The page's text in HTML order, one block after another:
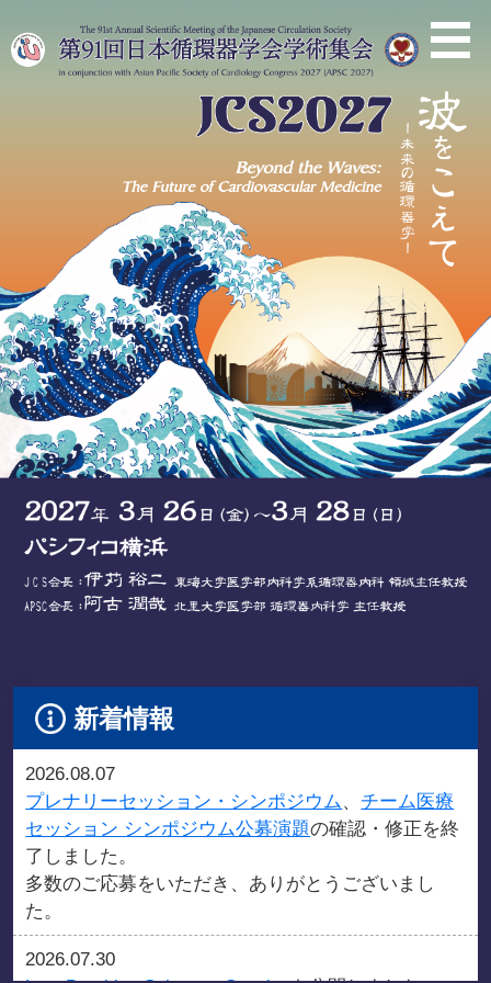
新着情報
2026.08.07
プレナリーセッション・シンポジウム 、 チーム医療
セッション シンポジウム公募演題の確認・修正を終
了しました。
多数のご応募をいただき、ありがとうございまし
た。
2026.07.30